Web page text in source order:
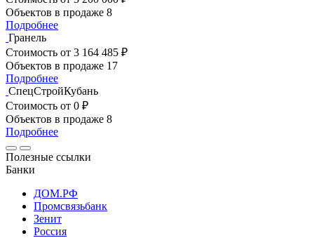
Объектов в продаже 8
Подробнее
Гранель
Стоимость от 3 164 485 ₽
Объектов в продаже 17
Подробнее
СпецСтройКубань
Стоимость от 0 ₽
Объектов в продаже 8
Подробнее
Полезные ссылки
Банки
ДОМ.РФ
Промсвязьбанк
Зенит
Россия